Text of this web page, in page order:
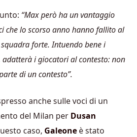
“Max però ha un vantaggio
che lo scorso anno hanno fallito al
forte. Intuendo bene i
i giocatori al contesto: non
di un contesto”.
anche sulle voci di un
del Milan per Dusan
caso, Galeone è stato